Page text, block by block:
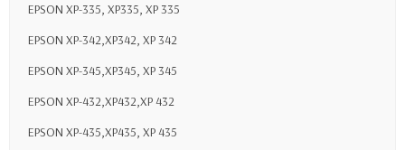
EPSON XP-335, XP335, XP 335
EPSON XP-342,XP342, XP 342
EPSON XP-345,XP345, XP 345
EPSON XP-432,XP432,XP 432
EPSON XP-435,XP435, XP 435